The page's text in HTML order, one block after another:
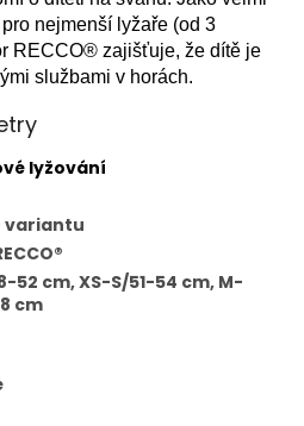
nejmenší lyžaře (od 3
RECCO® zajišťuje, že dítě je
službami v horách.
lyžování
variantu
52 cm, XS-S/51-54 cm, M-
cm